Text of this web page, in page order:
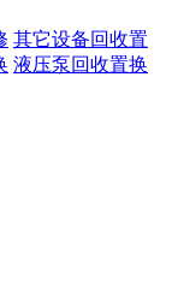
其它设备回收置
液压泵回收置换